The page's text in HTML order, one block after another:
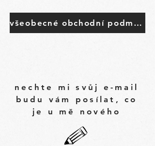
všeobecné obchodní podmínky pro e-shop
nechte mi svůj e-mail
budu vám posílat, co
je u mě nového